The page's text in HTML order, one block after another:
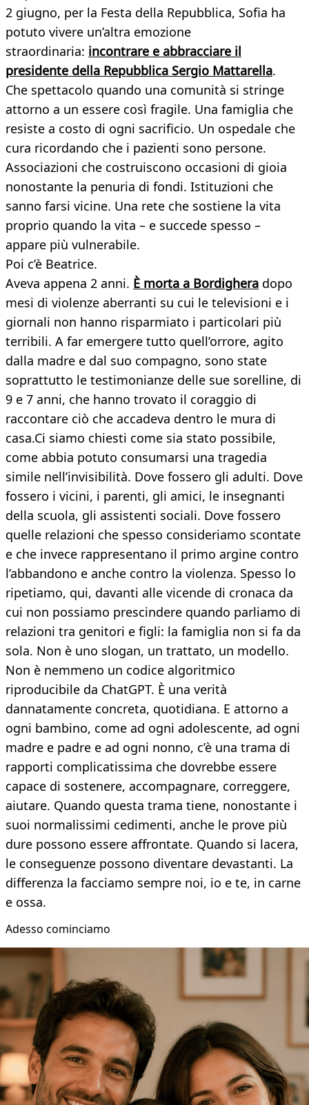
2 giugno, per la Festa della Repubblica, Sofia ha
potuto vivere un’altra emozione
straordinaria: incontrare e abbracciare il
presidente della Repubblica Sergio Mattarella.
Che spettacolo quando una comunità si stringe
attorno a un essere così fragile. Una famiglia che
resiste a costo di ogni sacrificio. Un ospedale che
cura ricordando che i pazienti sono persone.
Associazioni che costruiscono occasioni di gioia
nonostante la penuria di fondi. Istituzioni che
sanno farsi vicine. Una rete che sostiene la vita
proprio quando la vita – e succede spesso –
appare più vulnerabile.
Poi c’è Beatrice.
Aveva appena 2 anni. È morta a Bordighera dopo
mesi di violenze aberranti su cui le televisioni e i
giornali non hanno risparmiato i particolari più
terribili. A far emergere tutto quell’orrore, agito
dalla madre e dal suo compagno, sono state
soprattutto le testimonianze delle sue sorelline, di
9 e 7 anni, che hanno trovato il coraggio di
raccontare ciò che accadeva dentro le mura di
casa.Ci siamo chiesti come sia stato possibile,
come abbia potuto consumarsi una tragedia
simile nell’invisibilità. Dove fossero gli adulti. Dove
fossero i vicini, i parenti, gli amici, le insegnanti
della scuola, gli assistenti sociali. Dove fossero
quelle relazioni che spesso consideriamo scontate
e che invece rappresentano il primo argine contro
l’abbandono e anche contro la violenza. Spesso lo
ripetiamo, qui, davanti alle vicende di cronaca da
cui non possiamo prescindere quando parliamo di
relazioni tra genitori e figli: la famiglia non si fa da
sola. Non è uno slogan, un trattato, un modello.
Non è nemmeno un codice algoritmico
riproducibile da ChatGPT. È una verità
dannatamente concreta, quotidiana. E attorno a
ogni bambino, come ad ogni adolescente, ad ogni
madre e padre e ad ogni nonno, c’è una trama di
rapporti complicatissima che dovrebbe essere
capace di sostenere, accompagnare, correggere,
aiutare. Quando questa trama tiene, nonostante i
suoi normalissimi cedimenti, anche le prove più
dure possono essere affrontate. Quando si lacera,
le conseguenze possono diventare devastanti. La
differenza la facciamo sempre noi, io e te, in carne
e ossa.
Adesso cominciamo